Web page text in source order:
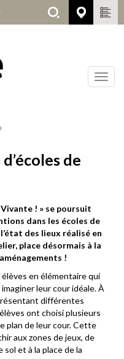
Hérault
de
! » se poursuit
dans les écoles de
des lieux réalisé en
place désormais à la
!
en élémentaire qui
leur cour idéale. À
différentes
ont choisi plusieurs
plan de leur cour. Cette
aux zones de jeux, de
et à la place de la